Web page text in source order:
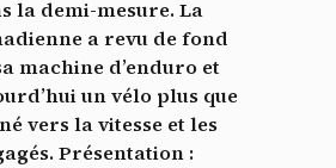
la demi-mesure. La
a revu de fond
machine d’enduro et
un vélo plus que
vers la vitesse et les
Présentation :